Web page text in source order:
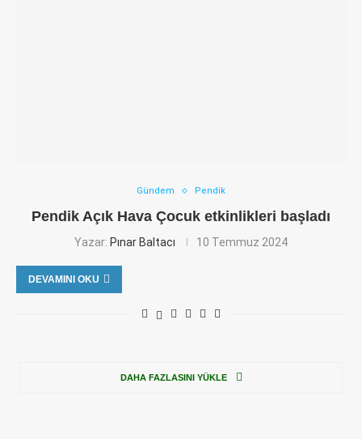
Gündem Pendik
Pendik Açık Hava Çocuk etkinlikleri başladı
Yazar: Pınar Baltacı 10 Temmuz 2024
DEVAMINI OKU
DAHA FAZLASINI YÜKLE